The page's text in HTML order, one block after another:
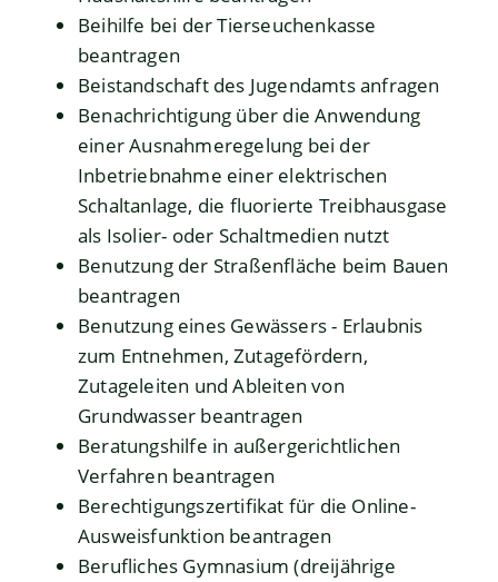
Beihilfe bei der Tierseuchenkasse
beantragen
Beistandschaft des Jugendamts anfragen
Benachrichtigung über die Anwendung
einer Ausnahmeregelung bei der
Inbetriebnahme einer elektrischen
Schaltanlage, die fluorierte Treibhausgase
als Isolier- oder Schaltmedien nutzt
Benutzung der Straßenfläche beim Bauen
beantragen
Benutzung eines Gewässers - Erlaubnis
zum Entnehmen, Zutagefördern,
Zutageleiten und Ableiten von
Grundwasser beantragen
Beratungshilfe in außergerichtlichen
Verfahren beantragen
Berechtigungszertifikat für die Online-
Ausweisfunktion beantragen
Berufliches Gymnasium (dreijährige